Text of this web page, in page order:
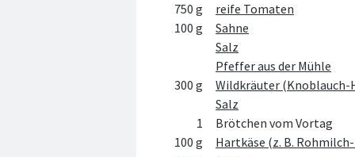
750 g
reife Tomaten
100 g
Sahne
Salz
Pfeffer aus der Mühle
300 g
Wildkräuter (Knoblauch-
Salz
1
Brötchen vom Vortag
100 g
Hartkäse (z. B.